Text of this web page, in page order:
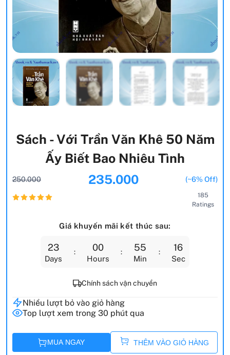
Sách - Với Trần Văn Khê 50 Năm
Ấy Biết Bao Nhiêu Tình
250.000 235.000 (~6% Off)
185
Ratings
Giá khuyến mãi kết thúc sau:
23
Days
00
Hours
55
Min
15
Sec
Chính sách vận chuyển
Nhiều lượt bỏ vào giỏ hàng
Top lượt xem trong 30 phút qua
MUA NGAY THÊM VÀO GIỎ HÀNG